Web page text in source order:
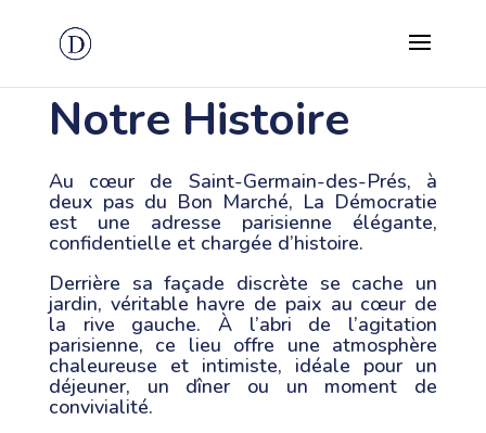
Notre Histoire
Au cœur de Saint-Germain-des-Prés, à
deux pas du Bon Marché, La Démocratie
est une adresse parisienne élégante,
confidentielle et chargée d’histoire.
Derrière sa façade discrète se cache un
jardin, véritable havre de paix au cœur de
la rive gauche. À l’abri de l’agitation
parisienne, ce lieu offre une atmosphère
chaleureuse et intimiste, idéale pour un
déjeuner, un dîner ou un moment de
convivialité.